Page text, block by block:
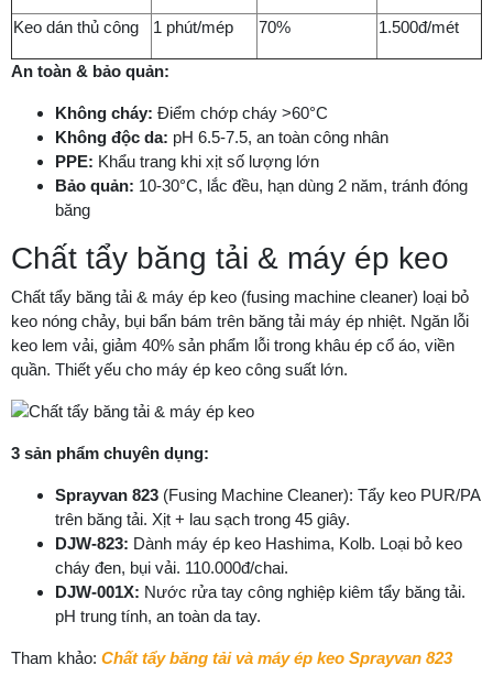
Keo dán thủ công 1 phút/mép 70% 1.500đ/mét
An toàn & bảo quản:
Không cháy: Điểm chớp cháy >60°C
Không độc da: pH 6.5-7.5, an toàn công nhân
PPE: Khẩu trang khi xịt số lượng lớn
Bảo quản: 10-30°C, lắc đều, hạn dùng 2 năm, tránh đóng
băng
Chất tẩy băng tải & máy ép keo
Chất tẩy băng tải & máy ép keo (fusing machine cleaner) loại bỏ
keo nóng chảy, bụi bẩn bám trên băng tải máy ép nhiệt. Ngăn lỗi
keo lem vải, giảm 40% sản phẩm lỗi trong khâu ép cổ áo, viền
quần. Thiết yếu cho máy ép keo công suất lớn.
3 sản phẩm chuyên dụng:
Sprayvan 823 (Fusing Machine Cleaner): Tẩy keo PUR/PA
trên băng tải. Xịt + lau sạch trong 45 giây.
DJW-823: Dành máy ép keo Hashima, Kolb. Loại bỏ keo
cháy đen, bụi vải. 110.000đ/chai.
DJW-001X: Nước rửa tay công nghiệp kiêm tẩy băng tải.
pH trung tính, an toàn da tay.
Tham khảo: Chất tẩy băng tải và máy ép keo Sprayvan 823